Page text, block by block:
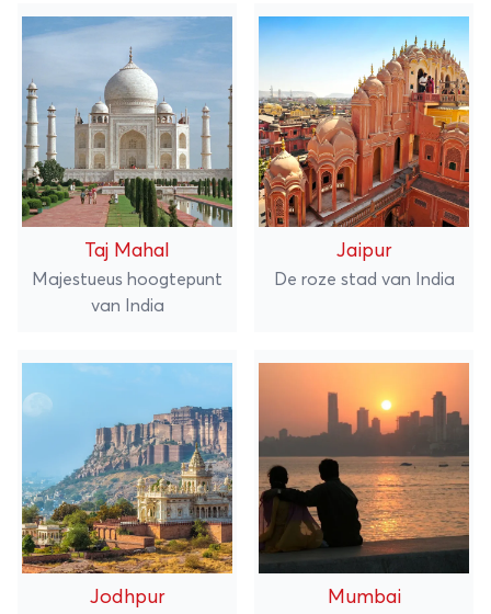
Taj Mahal
Majestueus hoogtepunt
van India
Jaipur
De roze stad van India
Jodhpur Mumbai